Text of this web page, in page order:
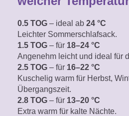
0.5 TOG – ideal ab 24 °C
Leichter Sommerschlafsack.
1.5 TOG – für 18–24 °C
Angenehm leicht und ideal für
2.5 TOG – für 16–22 °C
Kuschelig warm für Herbst,
Übergangszeit.
2.8 TOG – für 13–20 °C
Extra warm für kalte Nächte.